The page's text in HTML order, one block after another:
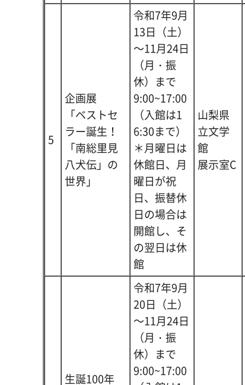
5
企画展
「ベストセ
ラー誕生！
「南総里見
八犬伝」の
世界」
令和7年9月
13日（土）
～11月24日
（月・振
休）まで
9:00~17:00
（入館は1
6:30まで）
＊月曜日は
休館日、月
曜日が祝
日、振替休
日の場合は
開館し、そ
の翌日は休
館
山梨県
立文学
館
展示室C
生誕100年
令和7年9月
20日（土）
～11月24日
（月・振
休）まで
9:00~17:00